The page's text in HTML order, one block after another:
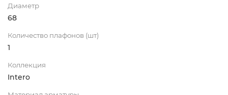
Диаметр
68
Количество плафонов (шт)
1
Коллекция
Intero